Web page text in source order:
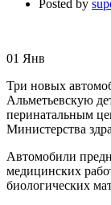
Posted by
01 Янв
Три новых
Альметьевскую
перинатальным
Министерства
Автомобили
медицинских
биологических